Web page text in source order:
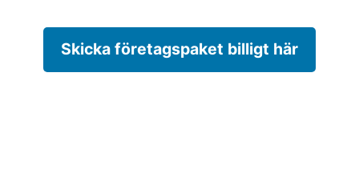
Skicka företagspaket billigt här